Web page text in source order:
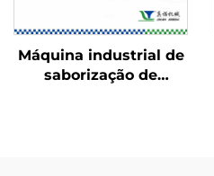
Máquina industrial de
saborização de